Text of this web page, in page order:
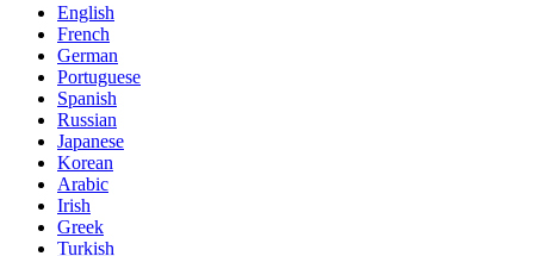
English
French
German
Portuguese
Spanish
Russian
Japanese
Korean
Arabic
Irish
Greek
Turkish